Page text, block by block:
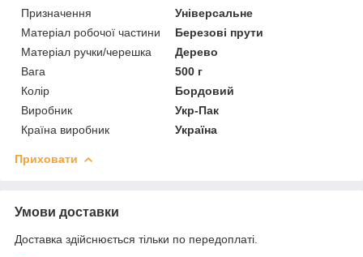
Призначення
Універсальне
Матеріал робочої частини
Березові прути
Матеріал ручки/черешка
Дерево
Вага
500 г
Колір
Бордовий
Виробник
Укр-Пак
Країна виробник
Україна
Приховати
Умови доставки
Доставка здійснюється тільки по передоплаті.